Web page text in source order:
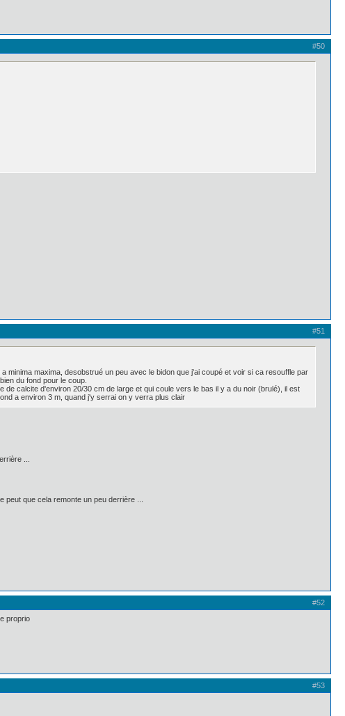
#50
#51
maxima, desobstrué un peu avec le bidon que j'ai coupé et voir si ca resouffle par
du fond pour le coup.
calcite d'environ 20/30 cm de large et qui coule vers le bas il y a du noir (brulé), il est
a environ 3 m, quand j'y serrai on y verra plus clair
...
que cela remonte un peu derrière ...
#52
proprio
#53